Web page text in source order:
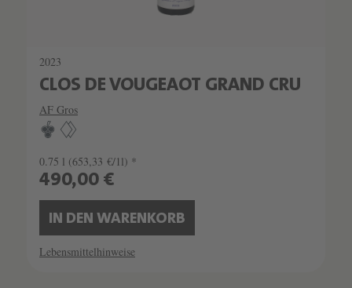
2023
CLOS DE VOUGEAOT GRAND CRU
AF Gros
0.75 l (653,33 €/1l) *
490,00 €
IN DEN WARENKORB
Lebensmittelhinweise